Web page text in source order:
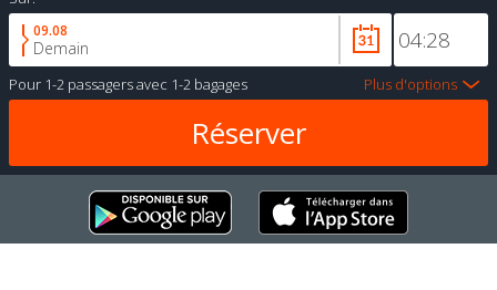
09.08
Demain
Pour 1-2 passagersavec 1-2 bagages Plus d'options